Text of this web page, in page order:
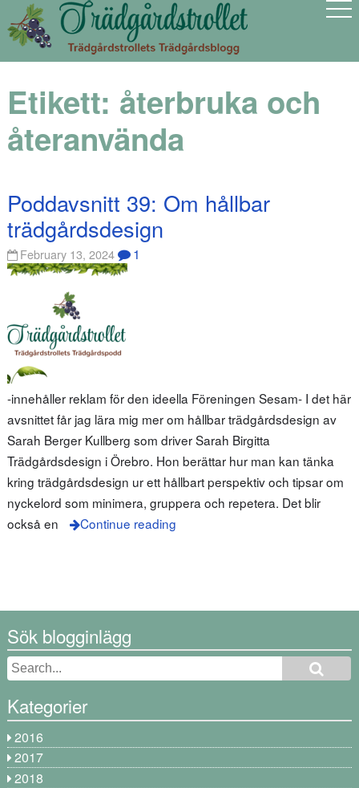
Etikett: återbruka och
återanvända
Poddavsnitt 39: Om hållbar
trädgårdsdesign
February 13, 2024 1
-innehåller reklam för den ideella Föreningen Sesam- I det här
avsnittet får jag lära mig mer om hållbar trädgårdsdesign av
Sarah Berger Kullberg som driver Sarah Birgitta
Trädgårdsdesign i Örebro. Hon berättar hur man kan tänka
kring trädgårdsdesign ur ett hållbart perspektiv och tipsar om
nyckelord som minimera, gruppera och repetera. Det blir
också en
Continue reading
Sök blogginlägg
Kategorier
2016
2017
2018